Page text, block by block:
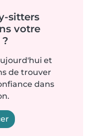
sitters
votre
et
de trouver
dans